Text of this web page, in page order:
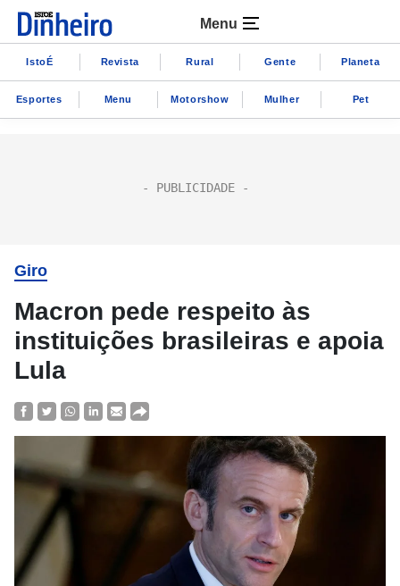
Menu
IstoÉ Revista Rural Gente Planeta
Esportes Menu Motorshow Mulher Pet
Giro
Macron pede respeito às
instituições brasileiras e apoia
Lula